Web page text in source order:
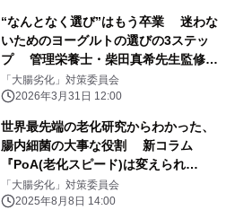
“なんとなく選び”はもう卒業 迷わな
いためのヨーグルトの選びの3ステッ
プ 管理栄養士・柴田真希先生監修の
新着コラムを公開
「大腸劣化」対策委員会
2026年3月31日 12:00
世界最先端の老化研究からわかった、
腸内細菌の大事な役割 新コラム
『PoA(老化スピード)は変えられ
る！？』を 8月7日にwebサイトで公
開
「大腸劣化」対策委員会
2025年8月8日 14:00